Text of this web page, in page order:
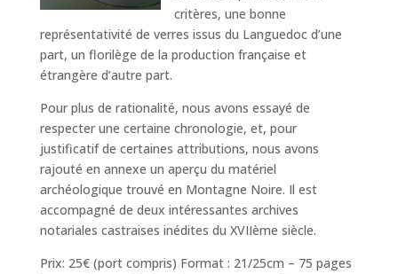
critères, une bonne
représentativité de verres issus du Languedoc d’une
part, un florilège de la production française et
étrangère d’autre part.
Pour plus de rationalité, nous avons essayé de
respecter une certaine chronologie, et, pour
justificatif de certaines attributions, nous avons
rajouté en annexe un aperçu du matériel
archéologique trouvé en Montagne Noire. Il est
accompagné de deux intéressantes archives
notariales castraises inédites du XVIIème siècle.
Prix: 25€ (port compris) Format : 21/25cm – 75 pages